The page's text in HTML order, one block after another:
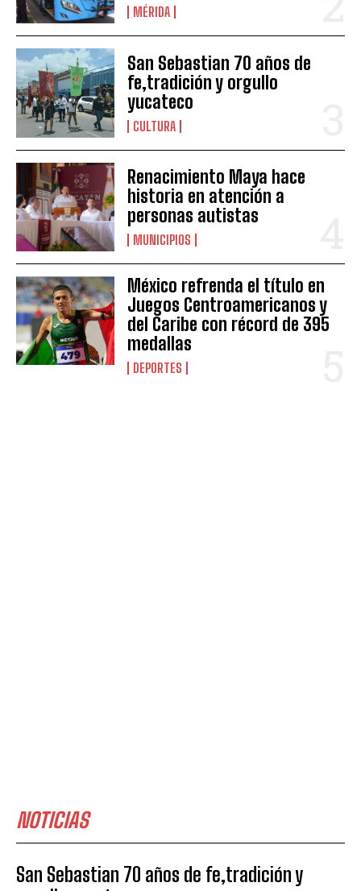
MÉRIDA
San Sebastian 70 años de
fe,tradición y orgullo
yucateco
CULTURA
Renacimiento Maya hace
historia en atención a
personas autistas
MUNICIPIOS
México refrenda el título en
Juegos Centroamericanos y
del Caribe con récord de 395
medallas
DEPORTES
NOTICIAS
San Sebastian 70 años de fe,tradición y